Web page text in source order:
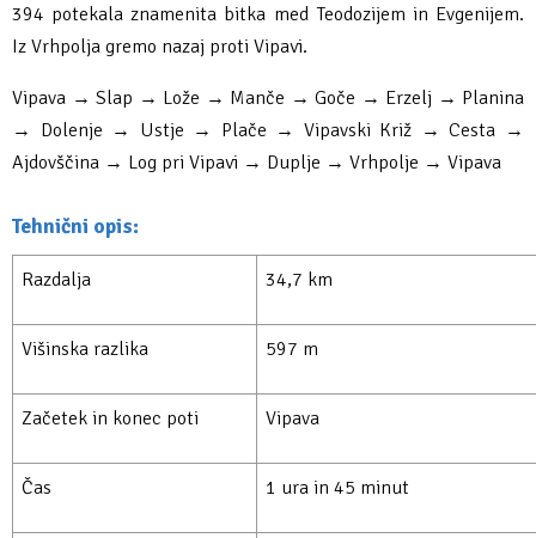
394 potekala znamenita bitka med Teodozijem in Evgenijem.
Iz Vrhpolja gremo nazaj proti Vipavi.
Vipava → Slap → Lože → Manče → Goče → Erzelj → Planina
→ Dolenje → Ustje → Plače → Vipavski Križ → Cesta →
Ajdovščina → Log pri Vipavi → Duplje → Vrhpolje → Vipava
Tehnični opis:
Razdalja 34,7 km
Višinska razlika 597 m
Začetek in konec poti Vipava
Čas 1 ura in 45 minut